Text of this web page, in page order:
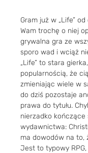
Gram już w „Life”
Wam trochę o niej
grywalna gra ze
sporo wad i wciąż
„Life” to stara
popularnością, że
zmieniając wiele w
do dziś pozostaje
prawa do tytułu.
nierzadko
wydawnictwa:
ma dowodów na to,
Jest to typowy